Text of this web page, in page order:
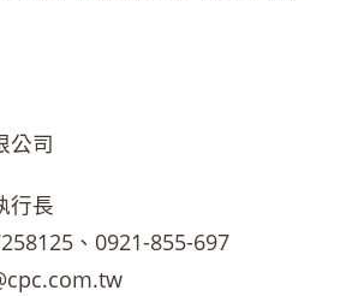
公司
行長
、0921-855-697